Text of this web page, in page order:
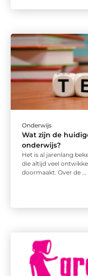
Onderwijs
Wat zijn de
onderwijs?
Het is al jarenlang
die altijd veel
doormaakt. Over de ...